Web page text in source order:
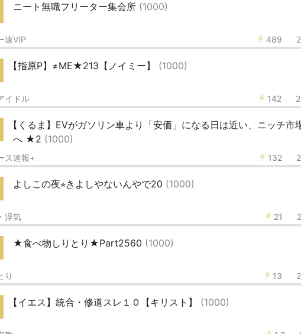
ニート無職フリーター集会所 (1000)
489
速VIP
【指原P】≠ME★213【ノイミー】 (1000)
142
イドル
【くるま】EVがガソリン車より「安価」になる日は近い、ニッチ市
へ ★2 (1000)
132
ス速報+
よしこの夜⭐︎きよしやないんやで20 (1000)
21
浮気
★食べ物しりとり★Part2560 (1000)
13
り
【イエス】統合・修道スレ１０【キリスト】 (1000)